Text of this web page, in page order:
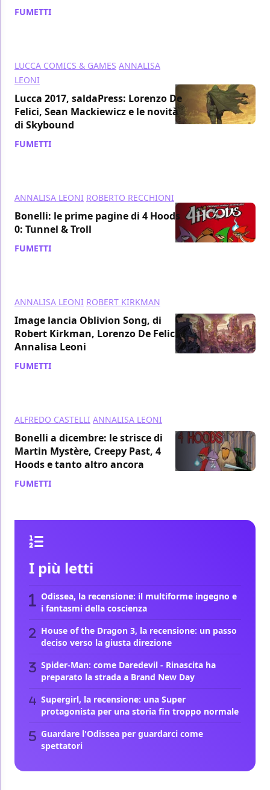
FUMETTI
LUCCA COMICS & GAMES ANNALISA
LEONI
Lucca 2017, saldaPress: Lorenzo De
Felici, Sean Mackiewicz e le novità
di Skybound
FUMETTI
ANNALISA LEONI ROBERTO RECCHIONI
Bonelli: le prime pagine di 4 Hoods
0: Tunnel & Troll
FUMETTI
ANNALISA LEONI ROBERT KIRKMAN
Image lancia Oblivion Song, di
Robert Kirkman, Lorenzo De Felici e
Annalisa Leoni
FUMETTI
ALFREDO CASTELLI ANNALISA LEONI
Bonelli a dicembre: le strisce di
Martin Mystère, Creepy Past, 4
Hoods e tanto altro ancora
FUMETTI
I più letti
Odissea, la recensione: il multiforme ingegno e
i fantasmi della coscienza
House of the Dragon 3, la recensione: un passo
deciso verso la giusta direzione
Spider-Man: come Daredevil - Rinascita ha
preparato la strada a Brand New Day
Supergirl, la recensione: una Super
protagonista per una storia fin troppo normale
Guardare l'Odissea per guardarci come
spettatori